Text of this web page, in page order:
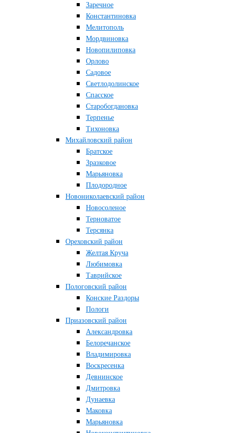
Заречное
Константиновка
Мелитополь
Мордвиновка
Новопилиповка
Орлово
Садовое
Светлодолинское
Спасское
Старобогдановка
Терпенье
Тихоновка
Михайловский район
Братское
Зразковое
Марьяновка
Плодородное
Новониколаевский район
Новосоленое
Терноватое
Терсянка
Ореховский район
Желтая Круча
Любимовка
Таврийское
Пологовский район
Конские Раздоры
Пологи
Приазовский район
Александровка
Белоречанское
Владимировка
Воскресенка
Девнинское
Дмитровка
Дунаевка
Маковка
Марьяновка